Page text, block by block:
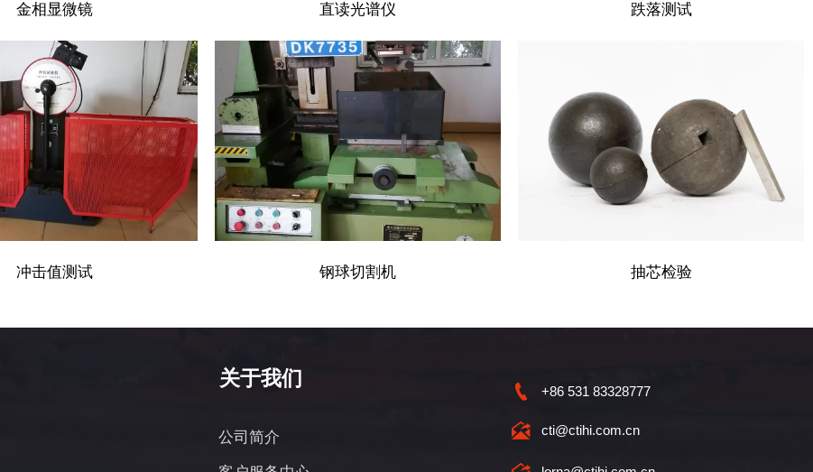
金相显微镜 直读光谱仪 跌落测试
冲击值测试 钢球切割机 抽芯检验
关于我们
公司简介
 +86 531 83328777
 cti@ctihi.com.cn